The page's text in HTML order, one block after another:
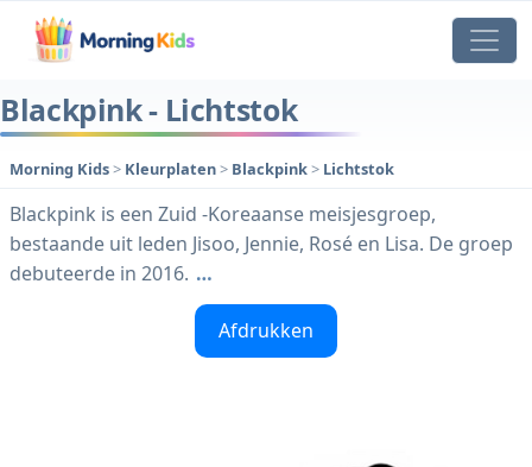
Blackpink - Lichtstok
Morning Kids> Kleurplaten> Blackpink> Lichtstok
Blackpink is een Zuid -Koreaanse meisjesgroep,
bestaande uit leden Jisoo, Jennie, Rosé en Lisa. De groep
debuteerde in 2016. …
Afdrukken